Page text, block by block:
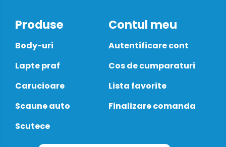
Produse
Body-uri
Lapte praf
Carucioare
Scaune auto
Scutece
Contul meu
Autentificare cont
Cos de cumparaturi
Lista favorite
Finalizare comanda